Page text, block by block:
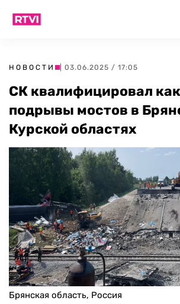
НОВОСТИ | 03.06.2025 / 17:05
СК квалифицировал
подрывы мостов в
Курской областях
Брянская область, Россия